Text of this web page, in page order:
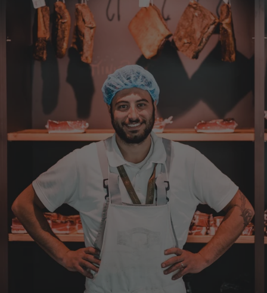
Verifizierter Kunde
Die Ware wurde sehr schnell geliefert und ich
habe sie dann auch gleich probiert und es ist
natürlich ein wunderbarer Geschmack aus
Tirol und ich bin froh, dass sie so eine gute
Qualität liefert
Verifizierter Kunde
Der Schinken schmeckt sehr gut durch die
Bergkräuter. Ich würde mir wünschen
einzelne Teile zu bestellen. Meistens sind es
Pakete. Bin Rentnerin und brauche nicht so
7.8.2026
Ulrich
Verifizierter Kunde
Tolles Angebot, Qualität und Geschmack -
Note 1